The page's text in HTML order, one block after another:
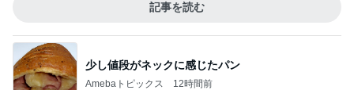
記事を読む
少し値段がネックに感じたパン
Amebaトピックス 12時間前